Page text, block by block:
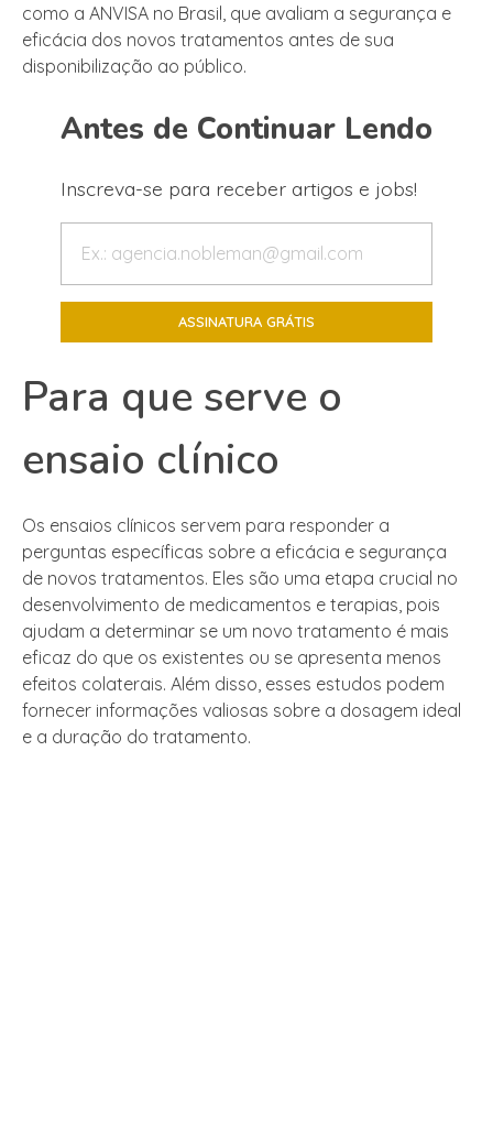
como a ANVISA no Brasil, que avaliam a segurança e
eficácia dos novos tratamentos antes de sua
disponibilização ao público.
Antes de Continuar Lendo
Inscreva-se para receber artigos e jobs!
Para que serve o
ensaio clínico
Os ensaios clínicos servem para responder a
perguntas específicas sobre a eficácia e segurança
de novos tratamentos. Eles são uma etapa crucial no
desenvolvimento de medicamentos e terapias, pois
ajudam a determinar se um novo tratamento é mais
eficaz do que os existentes ou se apresenta menos
efeitos colaterais. Além disso, esses estudos podem
fornecer informações valiosas sobre a dosagem ideal
e a duração do tratamento.